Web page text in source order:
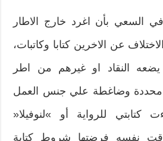
السعي‮ ‬بأن اغرد خارج الاطار
عن الاخرين كتابا وكاتبات،‮
‬يضعه النقاد او‮ ‬غيرهم من اطر
محددة وضاغطة علي جنس العمل
‬للرواية‮ ‬أو‮ »‬لنوفيلا‮«
نفسه‮ ‬فرضتها‮ ‬شروط‮ ‬كتابة